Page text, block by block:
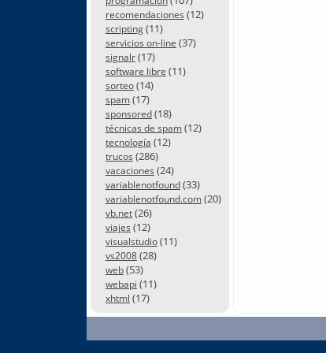
recomendaciones (12)
scripting(11)
servicios on-line (37)
signalr(17)
software libre (11)
sorteo(14)
spam(17)
sponsored(18)
técnicas de spam(12)
tecnología (12)
trucos (286)
vacaciones (24)
variablenotfound(33)
variablenotfound.com(20)
vb.net(26)
viajes (12)
visualstudio(11)
vs2008(28)
web(53)
webapi (11)
xhtml (17)